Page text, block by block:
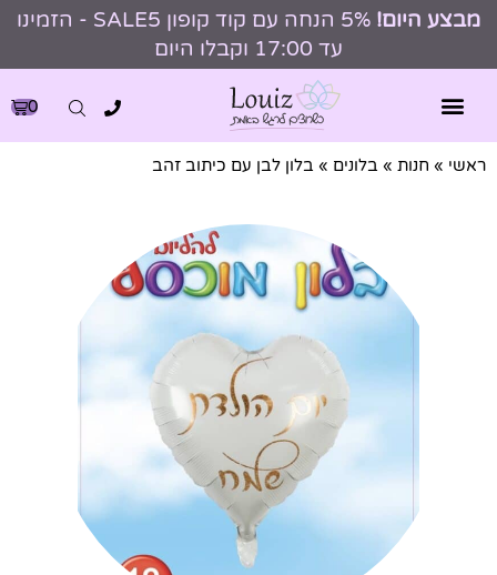
מבצע היום!
5% הנחה עם קוד קופון SALE5 - הזמינו
עד 17:00 וקבלו היום
0
ראשי » חנות » בלונים » בלון לבן עם כיתוב זהב